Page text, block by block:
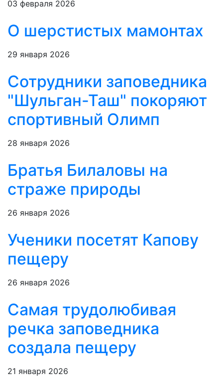
03 февраля 2026
О шерстистых мамонтах
29 января 2026
Сотрудники заповедника
"Шульган-Таш" покоряют
спортивный Олимп
28 января 2026
Братья Билаловы на
страже природы
26 января 2026
Ученики посетят Капову
пещеру
26 января 2026
Самая трудолюбивая
речка заповедника
создала пещеру
21 января 2026